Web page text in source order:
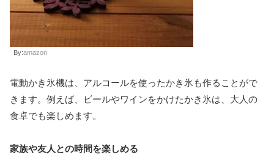
By:amazon
電動かき氷機は、アルコールを使ったかき氷も作ることがで
きます。例えば、ビールやワインをかけたかき氷は、大人の
食卓でも楽しめます。
家族や友人との時間を楽しめる